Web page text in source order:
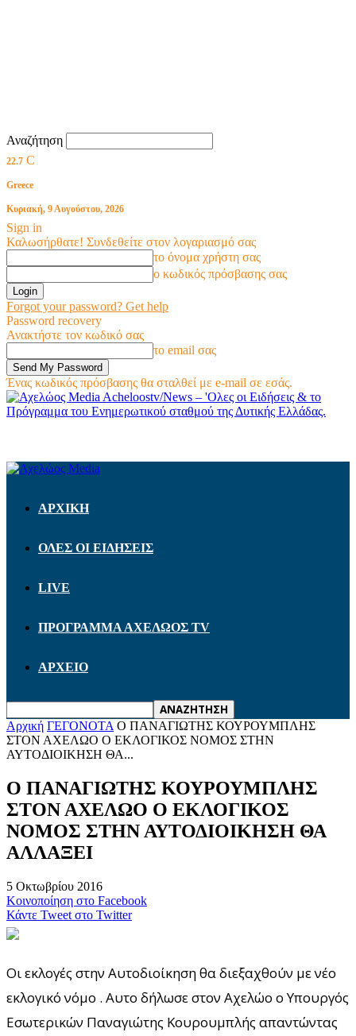
Αναζήτηση
22.7 C
Greece
Κυριακή, 9 Αυγούστου, 2026
Sign in
Καλωσήρθατε! Συνδεθείτε στον λογαριασμό σας
το όνομα χρήστη σας
ο κωδικός πρόσβασης σας
Forgot your password? Get help
Password recovery
Ανακτήστε τον κωδικό σας
το email σας
Ένας κωδικός πρόσβασης θα σταλθεί με e-mail σε εσάς.
Acheloostv/News – 'Ολες οι Ειδήσεις & το
Πρόγραμμα του Ενημερωτικού σταθμού της Δυτικής Ελλάδας.
ΑΡΧΙΚΗ
ΟΛΕΣ ΟΙ ΕΙΔΗΣΕΙΣ
LIVE
ΠΡΟΓΡΑΜΜΑ ΑΧΕΛΩΟΣ TV
ΑΡΧΕΙΟ
Αρχική ΓΕΓΟΝΟΤΑ O ΠΑΝΑΓΙΩΤΗΣ ΚΟΥΡΟΥΜΠΛΗΣ
ΣΤΟΝ ΑΧΕΛΩΟ Ο ΕΚΛΟΓΙΚΟΣ ΝΟΜΟΣ ΣΤΗΝ
ΑΥΤΟΔΙΟΙΚΗΣΗ ΘΑ...
O ΠΑΝΑΓΙΩΤΗΣ ΚΟΥΡΟΥΜΠΛΗΣ
ΣΤΟΝ ΑΧΕΛΩΟ Ο ΕΚΛΟΓΙΚΟΣ
ΝΟΜΟΣ ΣΤΗΝ ΑΥΤΟΔΙΟΙΚΗΣΗ ΘΑ
ΑΛΛΑΞΕΙ
5 Οκτωβρίου 2016
Κοινοποίηση στο Facebook
Κάντε Tweet στο Twitter
Οι εκλογές στην Αυτοδιοίκηση θα διεξαχθούν με νέο
εκλογικό νόμο . Αυτο δήλωσε στον Αχελώο ο Υπουργός
Εσωτερικών Παναγιώτης Κουρουμπλής απαντώντας